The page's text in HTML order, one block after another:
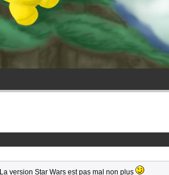
La version Star Wars est pas mal non plus